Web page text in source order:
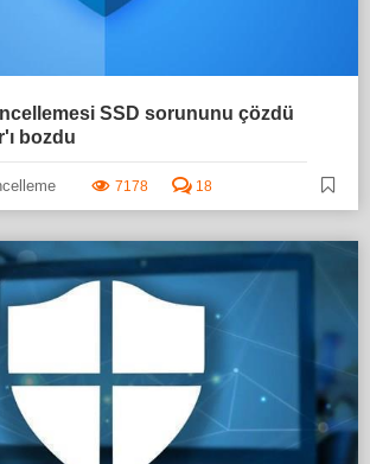
SSD sorununu çözdü
bozdu
7178 18